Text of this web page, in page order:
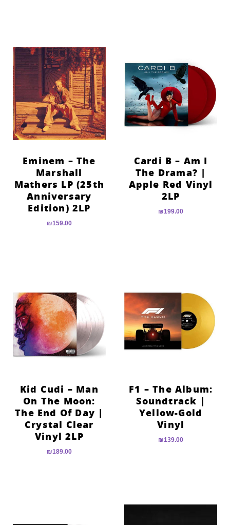
Cardi B – Am I
The Drama? |
Apple Red Vinyl
2LP
₪199.00
Eminem – The
Marshall
Mathers LP (25th
Anniversary
Edition) 2LP
₪159.00
F1 – The Album:
Soundtrack |
Yellow-Gold
Vinyl
₪139.00
Kid Cudi – Man
On The Moon:
The End Of Day |
Crystal Clear
Vinyl 2LP
₪189.00